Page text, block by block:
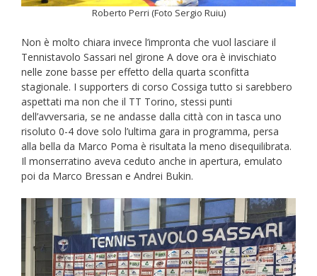
Roberto Perri (Foto Sergio Ruiu)
Non è molto chiara invece l’impronta che vuol lasciare il
Tennistavolo Sassari nel girone A dove ora è invischiato
nelle zone basse per effetto della quarta sconfitta
stagionale. I supporters di corso Cossiga tutto si sarebbero
aspettati ma non che il TT Torino, stessi punti
dell’avversaria, se ne andasse dalla città con in tasca uno
risoluto 0-4 dove solo l’ultima gara in programma, persa
alla bella da Marco Poma è risultata la meno disequilibrata.
Il monserratino aveva ceduto anche in apertura, emulato
poi da Marco Bressan e Andrei Bukin.